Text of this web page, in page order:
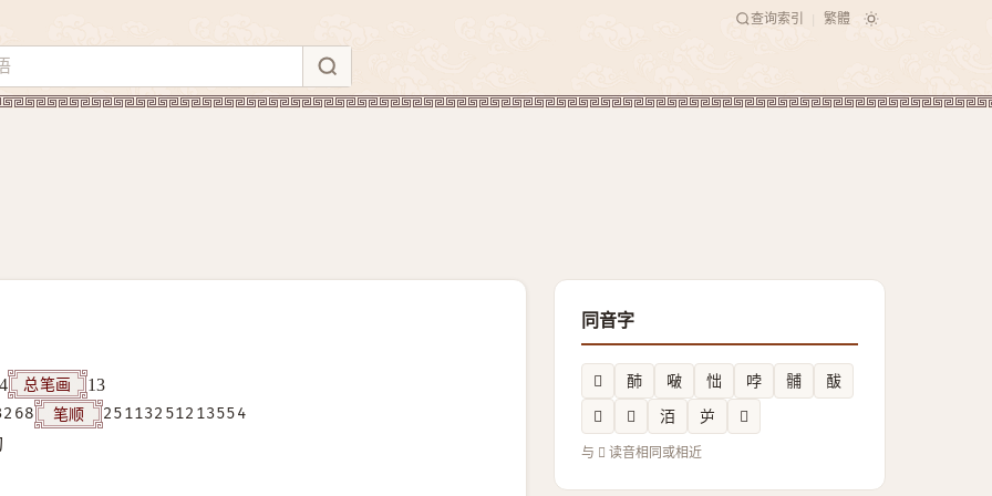
查询索引 繁體
4 总笔画
13
笔顺
25113251213554
同音字
𧻙 䣪 㗞 㤕 哱 䯙
䣮
𢶉
𮀏 洦 屰 𨑝
与 𣉨 读音相同或相近